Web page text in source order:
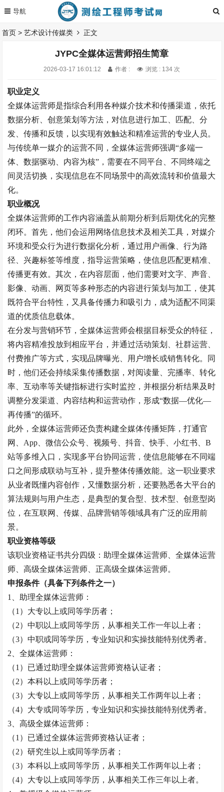
首页 >艺术设计传媒类 正文
JYPC全媒体运营师招生简章
2026-03-17 16:01:12 作者 : 浏览 : 134 次
职业定义
全媒体运营师是指综合利用各种媒介技术和传播渠道，依托
数据分析、创意策划等方法，对信息进行加工、匹配、分
发、传播和反馈，以实现有效触达和精准运营的专业人员。
与传统单一媒介的运营不同，全媒体运营师强调“多端一
体、数据驱动、内容为核”，需要在不同平台、不同终端之
间灵活切换，实现信息在不同场景中的高效流转和价值最大
化。
职业概况
全媒体运营师的工作内容涵盖从前期分析到后期优化的完整
闭环。首先，他们会运用网络信息技术及相关工具，对媒介
环境和受众行为进行数据化分析，通过用户画像、行为路
径、兴趣标签等维度，指导运营策略，使信息匹配更精准、
传播更有效。其次，在内容层面，他们需要对文字、声音、
影像、动画、网页等多种形态的内容进行策划与加工，使其
既符合平台特性，又具备传播力和吸引力，成为适配不同渠
道的优质信息载体。
在分发与营销环节，全媒体运营师会根据目标受众的特征，
将内容精准投放到相应平台，并通过活动策划、社群运营、
付费推广等方式，实现品牌曝光、用户增长或销售转化。同
时，他们还会持续采集传播数据，对阅读量、完播率、转化
率、互动率等关键指标进行实时监控，并根据分析结果及时
调整分发渠道、内容结构和运营动作，形成“数据—优化—
再传播”的循环。
此外，全媒体运营师还负责构建全媒体传播矩阵，打通官
网、 App、微信公众号、视频号、抖音、快手、小红书、B
站等多维入口，实现多平台协同运营，使信息能够在不同端
口之间形成联动与互补，提升整体传播效能。这一职业要求
从业者既懂内容创作，又懂数据分析，还要熟悉各大平台的
算法规则与用户生态，是典型的复合型、技术型、创意型岗
位，在互联网、传媒、品牌营销等领域具有广泛的应用前
景。
职业资格等级
该职业资格证书共分四级：助理全媒体运营师、全媒体运营
师、高级全媒体运营师、正高级全媒体运营师。
申报条件（具备下列条件之一）
1、助理全媒体运营师：
（1）大专以上或同等学历者；
（2）中职以上或同等学历，从事相关工作一年以上者；
（3）中职或同等学历，专业知识和实操技能特别优秀者。
2、全媒体运营师：
（1）已通过助理全媒体运营师资格认证者；
（2）本科以上或同等学历者；
（3）大专以上或同等学历，从事相关工作两年以上者；
（4）大专或同等学历，专业知识和实操技能特别优秀者。
3、高级全媒体运营师：
（1）已通过全媒体运营师资格认证者；
（2）研究生以上或同等学历者；
（3）本科以上或同等学历，从事相关工作两年以上者；
（4）大专以上或同等学历，从事相关工作三年以上者。